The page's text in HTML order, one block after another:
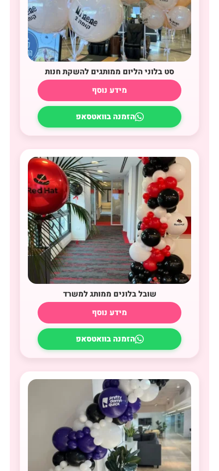
סט בלוני הליום ממותגים להשקת חנות
מידע נוסף
הזמנה בוואטסאפ
שובל בלונים ממותג למשרד
מידע נוסף
הזמנה בוואטסאפ